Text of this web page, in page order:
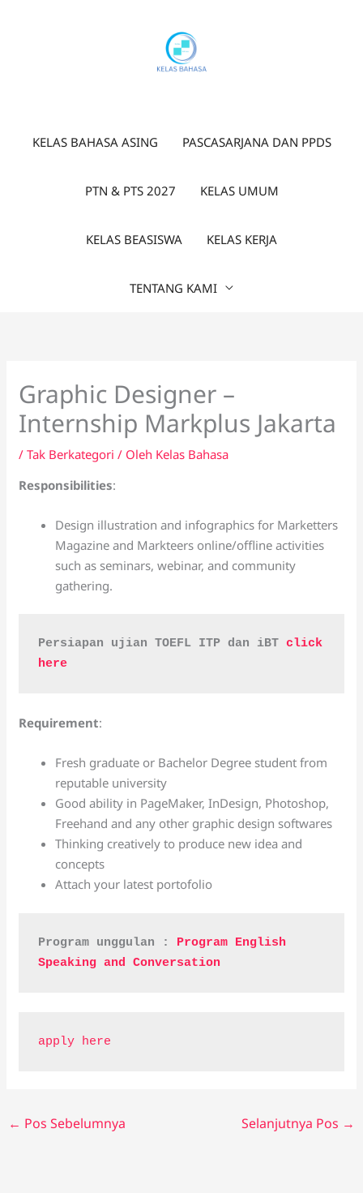
KELAS BAHASA ASING PASCASARJANA DAN PPDS
PTN & PTS 2027 KELAS UMUM
KELAS BEASISWA KELAS KERJA
TENTANG KAMI
Graphic Designer –
Internship Markplus Jakarta
/Tak Berkategori / Oleh Kelas Bahasa
Responsibilities:
Design illustration and infographics for Marketters
Magazine and Markteers online/offline activities
such as seminars, webinar, and community
gathering.
Persiapan ujian TOEFL ITP dan iBT click
here
Requirement:
Fresh graduate or Bachelor Degree student from
reputable university
Good ability in PageMaker, InDesign, Photoshop,
Freehand and any other graphic design softwares
Thinking creatively to produce new idea and
concepts
Attach your latest portofolio
Program unggulan : Program English
Speaking and Conversation
apply here
← Pos Sebelumnya Selanjutnya Pos →